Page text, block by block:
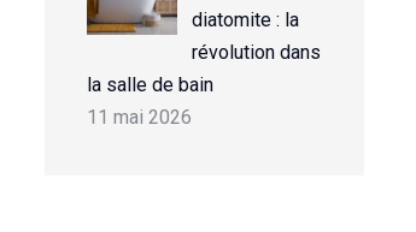
diatomite : la
révolution dans
la salle de bain
11 mai 2026